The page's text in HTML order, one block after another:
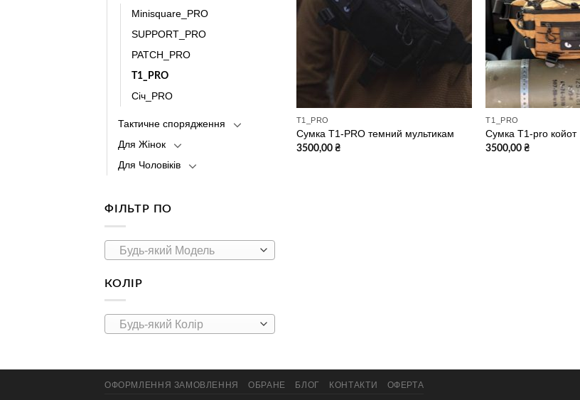
Minisquare_PRO
SUPPORT_PRO
PATCH_PRO
T1_PRO
Січ_PRO
Тактичне спорядження
Для Жінок
Для Чоловіків
ФІЛЬТР ПО
Будь-який Модель
КОЛІР
Будь-який Колір
T1_PRO
Сумка T1-PRO темний мультикам
3500,00 ₴
T1_PRO
Сумка T1-pro койот
3500,00₴
ОФОРМЛЕННЯ ЗАМОВЛЕННЯ ОБРАНЕ БЛОГ КОНТАКТИ ОФЕРТА